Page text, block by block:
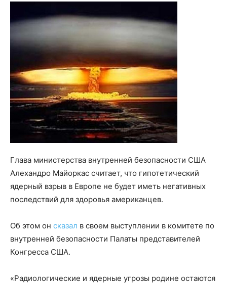
Глава министерства внутренней безопасности США
Алехандро Майоркас считает, что гипотетический
ядерный взрыв в Европе не будет иметь негативных
последствий для здоровья американцев.
Об этом он сказал в своем выступлении в комитете по
внутренней безопасности Палаты представителей
Конгресса США.
«Радиологические и ядерные угрозы родине остаются